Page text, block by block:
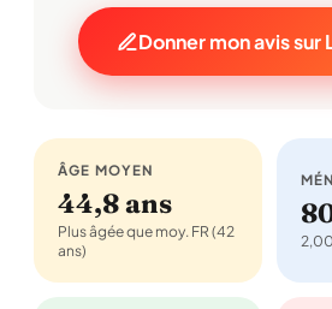
Donner mon avis sur
ÂGE MOYEN
44,8 ans
Plus âgée que moy. FR (42
ans)